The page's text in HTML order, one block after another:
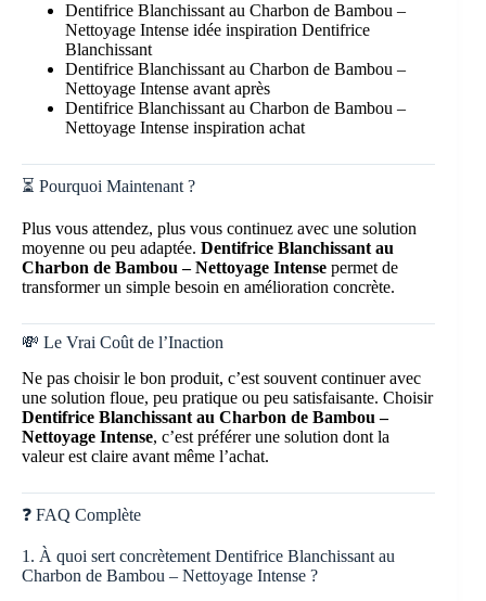
Dentifrice Blanchissant au Charbon de Bambou –
Nettoyage Intense idée inspiration Dentifrice
Blanchissant
Dentifrice Blanchissant au Charbon de Bambou –
Nettoyage Intense avant après
Dentifrice Blanchissant au Charbon de Bambou –
Nettoyage Intense inspiration achat
⏳ Pourquoi Maintenant ?
Plus vous attendez, plus vous continuez avec une solution
moyenne ou peu adaptée. Dentifrice Blanchissant au
Charbon de Bambou – Nettoyage Intense permet de
transformer un simple besoin en amélioration concrète.
💸 Le Vrai Coût de l’Inaction
Ne pas choisir le bon produit, c’est souvent continuer avec
une solution floue, peu pratique ou peu satisfaisante. Choisir
Dentifrice Blanchissant au Charbon de Bambou –
Nettoyage Intense, c’est préférer une solution dont la
valeur est claire avant même l’achat.
❓ FAQ Complète
1. À quoi sert concrètement Dentifrice Blanchissant au
Charbon de Bambou – Nettoyage Intense ?